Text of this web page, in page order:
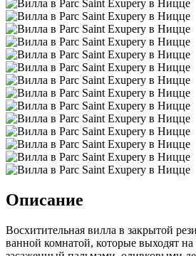
Описание
Восхитительная вилла в закрытой
ванной комнатой, которые выходят